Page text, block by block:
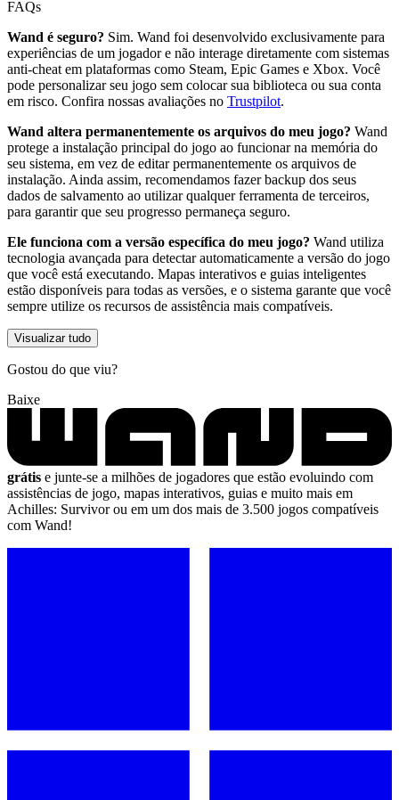
FAQs
Wand é seguro? Sim. Wand foi desenvolvido exclusivamente para
experiências de um jogador e não interage diretamente com sistemas
anti-cheat em plataformas como Steam, Epic Games e Xbox. Você
pode personalizar seu jogo sem colocar sua biblioteca ou sua conta
em risco. Confira nossas avaliações no Trustpilot.
Wand altera permanentemente os arquivos do meu jogo? Wand
protege a instalação principal do jogo ao funcionar na memória do
seu sistema, em vez de editar permanentemente os arquivos de
instalação. Ainda assim, recomendamos fazer backup dos seus
dados de salvamento ao utilizar qualquer ferramenta de terceiros,
para garantir que seu progresso permaneça seguro.
Ele funciona com a versão específica do meu jogo? Wand utiliza
tecnologia avançada para detectar automaticamente a versão do jogo
que você está executando. Mapas interativos e guias inteligentes
estão disponíveis para todas as versões, e o sistema garante que você
sempre utilize os recursos de assistência mais compatíveis.
Visualizar tudo
Gostou do que viu?
Baixe
grátis e junte-se a milhões de jogadores que estão evoluindo com
assistências de jogo, mapas interativos, guias e muito mais em
Achilles: Survivor ou em um dos mais de 3.500 jogos compatíveis
com Wand!